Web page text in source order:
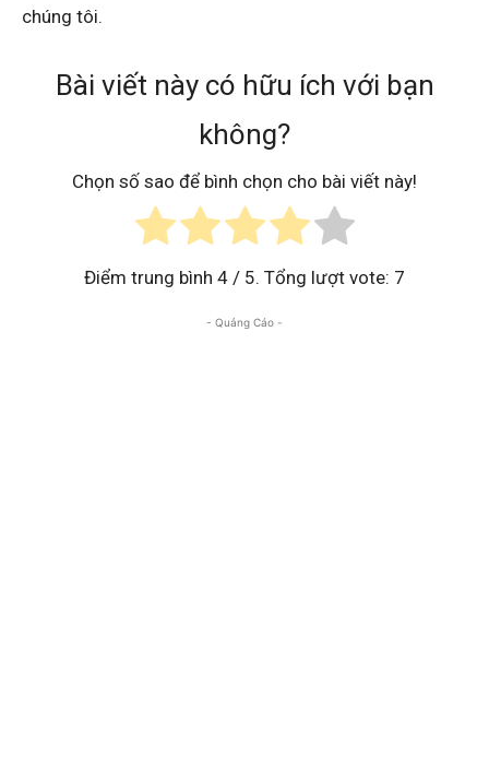
chúng tôi.
Bài viết này có hữu ích với bạn
không?
Chọn số sao để bình chọn cho bài viết này!
Điểm trung bình 4 / 5. Tổng lượt vote: 7
- Quảng Cáo -